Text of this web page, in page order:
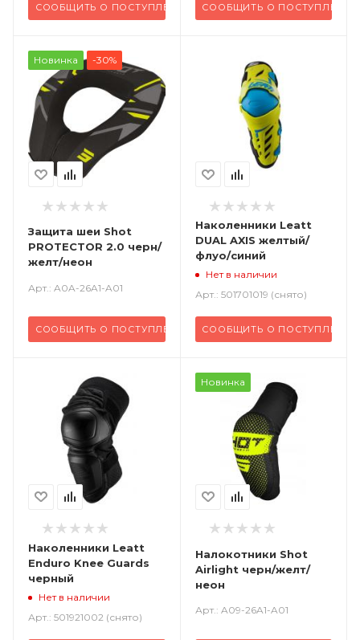
СООБЩИТЬ О ПОСТУПЛЕНИИ СООБЩИТЬ О ПОСТУПЛЕНИИ
Новинка -30%
Защита шеи Shot
PROTECTOR 2.0 черн/
желт/неон
Арт.: A0A-26A1-A01
СООБЩИТЬ О ПОСТУПЛЕНИИ
Наколенники Leatt
DUAL AXIS желтый/
флуо/синий
Нет в наличии
Арт.: 501701019 (снято)
СООБЩИТЬ О ПОСТУПЛЕНИИ
Наколенники Leatt
Enduro Knee Guards
черный
Нет в наличии
Арт.: 501921002 (снято)
Новинка
Налокотники Shot
Airlight черн/желт/
неон
Арт.: A09-26A1-A01